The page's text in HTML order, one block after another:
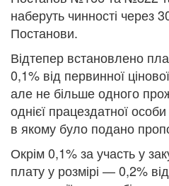
наберуть чинності через
Постанови.
Відтепер встановлено
0,1% від первинної
але не більше одного
однієї працездатної
в якому було подано
Окрім 0,1% за участь у
плату у розмірі — 0,2%